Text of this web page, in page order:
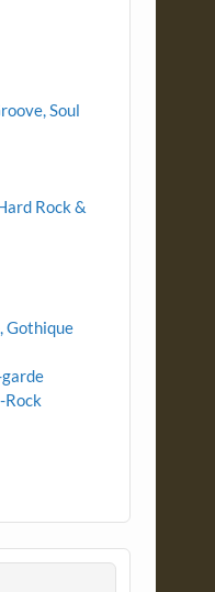
Soul
Rock &
Gothique
Rock